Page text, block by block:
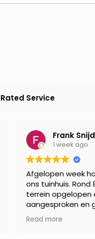
Service
Frank
1 week ago
Afgelopen week
ons tuinhuis. Rond
terrein opgelopen
aangesproken en
Daan. Ik vertelde
en Daan ging
Read more